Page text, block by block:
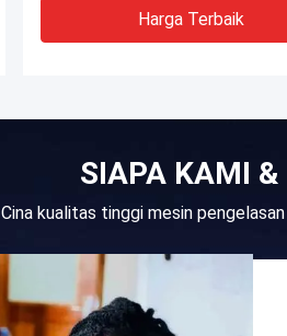
Harga Terbaik
SIAPA KAMI
Cina kualitas tinggi mesin